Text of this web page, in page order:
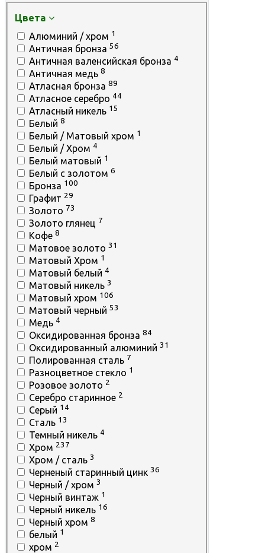
Цвета
Алюминий / хром 1
Античная бронза 56
Античная валенсийская бронза 4
Античная медь 8
Атласная бронза 89
Атласное серебро 44
Атласный никель 15
Белый 8
Белый / Матовый хром 1
Белый / Хром 4
Белый матовый 1
Белый с золотом 6
Бронза 100
Графит 29
Золото 73
Золото глянец 7
Кофе 8
Матовое золото 31
Матовый Хром 1
Матовый белый 4
Матовый никель 3
Матовый хром 106
Матовый черный 53
Медь 4
Оксидированная бронза 84
Оксидированный алюминий 31
Полировaннaя стaль 7
Разноцветное стекло 1
Розовое золото 2
Серебро старинное 2
Серый 14
Сталь 13
Темный никель 4
Хром 237
Хром / сталь 3
Черненый старинный цинк 36
Черный / хром 3
Черный винтаж 1
Черный никель 16
Черный хром 8
белый 1
хром 2